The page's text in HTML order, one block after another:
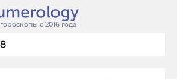
с 2016 года